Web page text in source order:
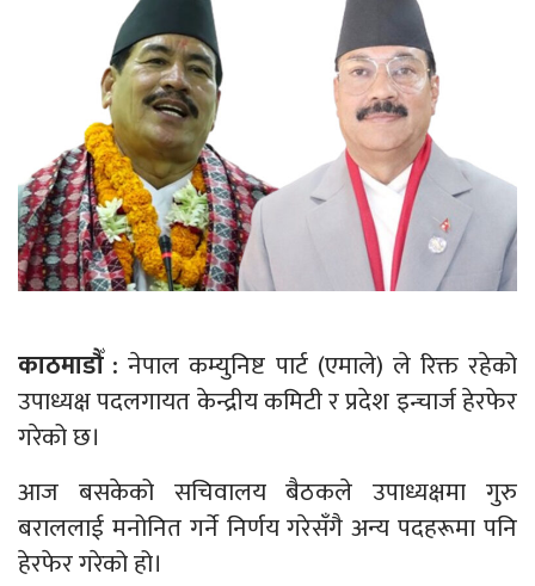
काठमाडौँ : नेपाल कम्युनिष्ट पार्ट (एमाले) ले रिक्त रहेको
उपाध्यक्ष पदलगायत केन्द्रीय कमिटी र प्रदेश इन्चार्ज हेरफेर
गरेको छ।
आज बसकेको सचिवालय बैठकले उपाध्यक्षमा गुरु
बराललाई मनोनित गर्ने निर्णय गरेसँगै अन्य पदहरूमा पनि
हेरफेर गरेको हो।